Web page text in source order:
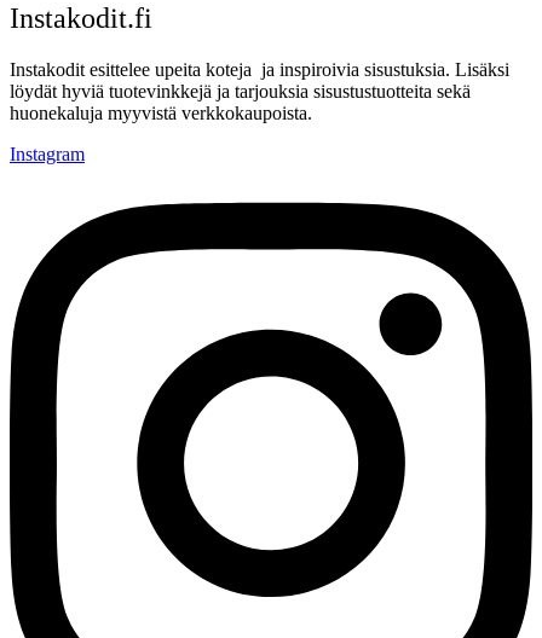
Instakodit.fi
Instakodit esittelee upeita koteja ja inspiroivia sisustuksia. Lisäksi
löydät hyviä tuotevinkkejä ja tarjouksia sisustustuotteita sekä
huonekaluja myyvistä verkkokaupoista.
Instagram